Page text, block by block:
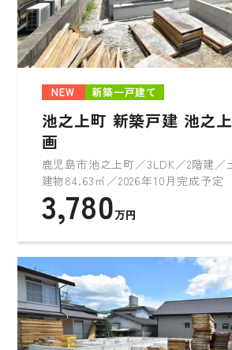
NEW 新築一戸建て
池之上町 新築戸建 池之
画
鹿児島市池之上町／3LDK／2階建／
建物84.63㎡／2026年10月完成予定
3,780万円